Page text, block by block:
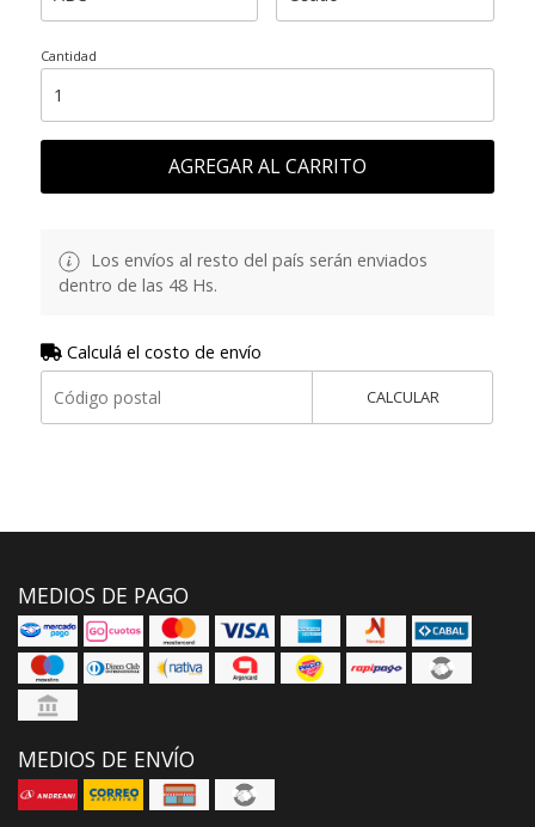
Cantidad
AGREGAR AL CARRITO
Los envíos al resto del país serán enviados
dentro de las 48 Hs.
Calculá el costo de envío
CALCULAR
MEDIOS DE PAGO
MEDIOS DE ENVÍO